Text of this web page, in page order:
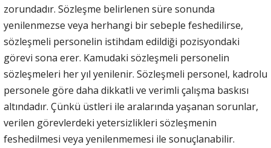
zorundadır. Sözleşme belirlenen süre sonunda
yenilenmezse veya herhangi bir sebeple feshedilirse,
sözleşmeli personelin istihdam edildiği pozisyondaki
görevi sona erer. Kamudaki sözleşmeli personelin
sözleşmeleri her yıl yenilenir. Sözleşmeli personel, kadrolu
personele göre daha dikkatli ve verimli çalışma baskısı
altındadır. Çünkü üstleri ile aralarında yaşanan sorunlar,
verilen görevlerdeki yetersizlikleri sözleşmenin
feshedilmesi veya yenilenmemesi ile sonuçlanabilir.